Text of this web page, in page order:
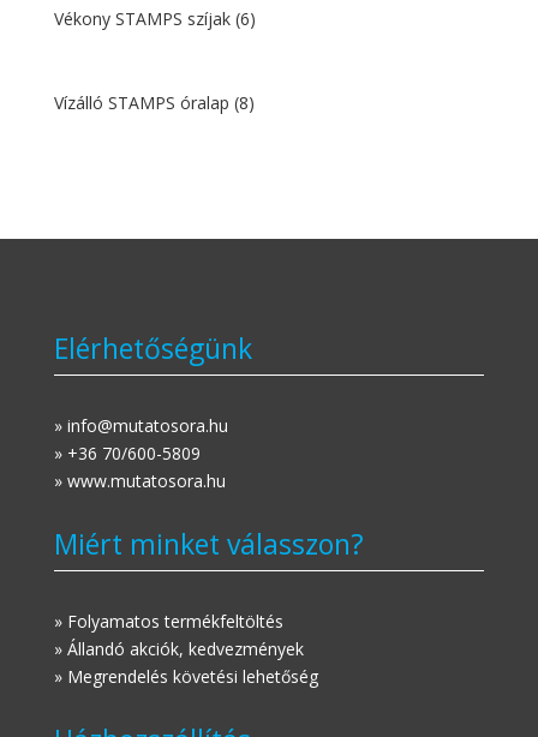
Vékony STAMPS szíjak (6)
Vízálló STAMPS óralap (8)
Elérhetőségünk
» info@mutatosora.hu
» +36 70/600-5809
» www.mutatosora.hu
Miért minket válasszon?
» Folyamatos termékfeltöltés
» Állandó akciók, kedvezmények
» Megrendelés követési lehetőség